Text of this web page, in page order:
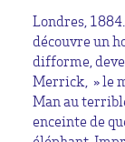
Londres,
découvre un
difforme,
Merrick, » le
Man au
enceinte de